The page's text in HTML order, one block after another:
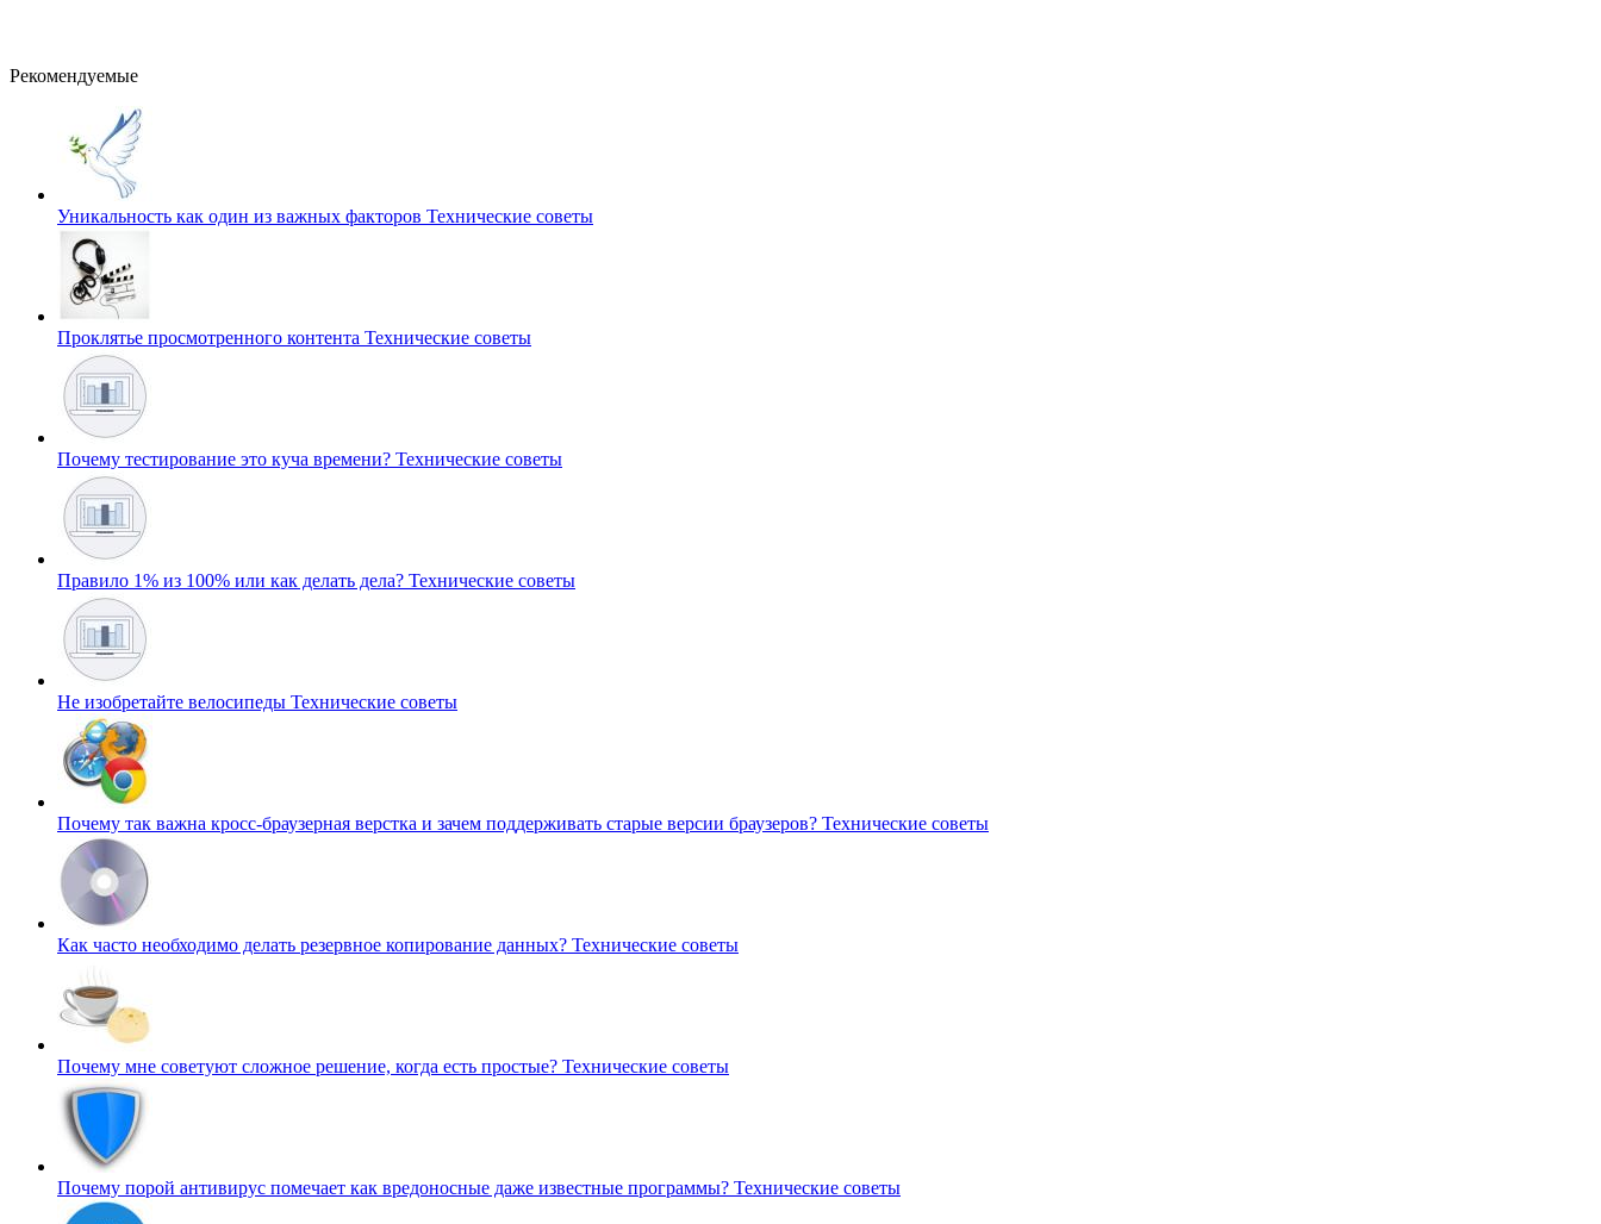
Рекомендуемые
Уникальность как один из важных факторов Технические советы
Проклятье просмотренного контента Технические советы
Почему тестирование это куча времени? Технические советы
Правило 1% из 100% или как делать дела? Технические советы
Не изобретайте велосипеды Технические советы
Почему так важна кросс-браузерная верстка и зачем поддерживать старые версии браузеров? Технические советы
Как часто необходимо делать резервное копирование данных? Технические советы
Почему мне советуют сложное решение, когда есть простые? Технические советы
Почему порой антивирус помечает как вредоносные даже известные программы? Технические советы